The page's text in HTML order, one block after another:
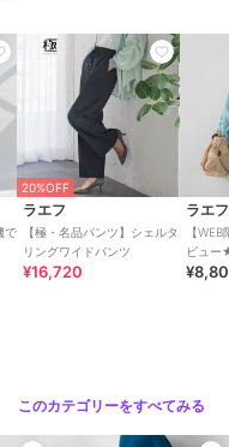
際の商品と仕様、加工、サ
多少異なる場合がござい
が異なって見える場合が
ズです。実際の商品のサ
大人コーデ シンプル フォ
春夏 夏物 夏服 機能性
で
20%OFF
ラエフ
【極・名品パンツ】シェルタ
リングワイドパンツ
¥16,720
ラエフ
【
ビュー
タンク
このカテゴリーをすべてみる